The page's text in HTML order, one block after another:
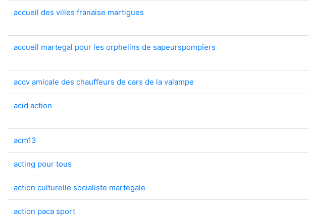
accueil des villes franaise martigues
accueil martegal pour les orphelins de sapeurspompiers
accv amicale des chauffeurs de cars de la valampe
acid action
acm13
acting pour tous
action culturelle socialiste martegale
action paca sport